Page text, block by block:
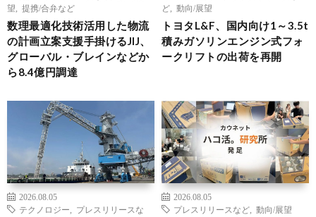
望
提携/合弁など
数理最適化技術活用した物流
の計画立案支援手掛けるJIJ、
グローバル・ブレインなどか
ら8.4億円調達
ど
動向/展望
トヨタL&F、国内向け1～3.5t
積みガソリンエンジン式フォ
ークリフトの出荷を再開
2026.08.05
テクノロジー
プレスリリースな
2026.08.05
プレスリリースなど
動向/展望